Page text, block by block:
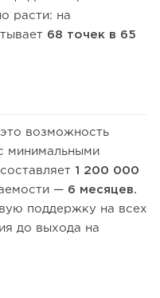
расти: на
68 точек в 65
возможность
минимальными
1 200 000
— 6 месяцев.
поддержку на всех
до выхода на